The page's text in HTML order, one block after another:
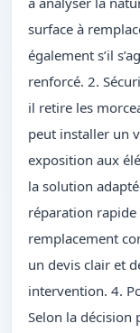
surface à
également s’il
renforcé. 2.
il retire les
peut installer un
exposition aux
la solution
réparation rapide
remplacement
un devis clair et
intervention. 4.
Selon la décision